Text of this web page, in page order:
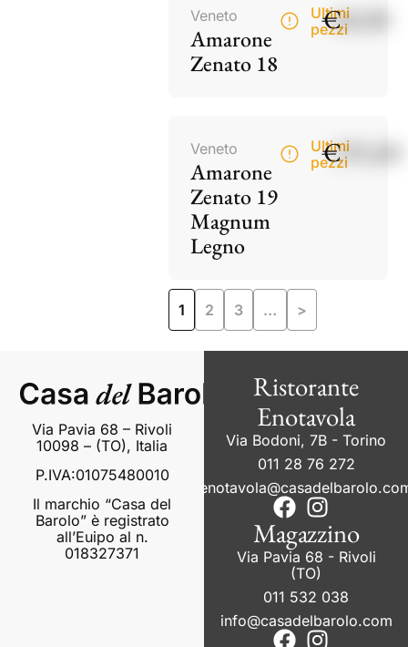
Veneto
Amarone
Zenato 18
Ultimi
pezzi
€60,00
Veneto
Amarone
Zenato 19
Magnum
Legno
Ultimi
pezzi
€195,00
1 2 3 … >
Via Pavia 68 – Rivoli
10098 – (TO), Italia
P.IVA:01075480010
Il marchio “Casa del
Barolo” è registrato
all’Euipo al n.
018327371
Ristorante
Enotavola
Via Bodoni, 7B - Torino
011 28 76 272
Magazzino
Via Pavia 68 - Rivoli
(TO)
011 532 038
info@casadelbarolo.com